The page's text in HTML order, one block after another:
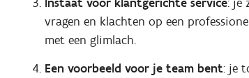
vragen en klachten op een
met een glimlach.
Een voorbeeld voor je team bent: je